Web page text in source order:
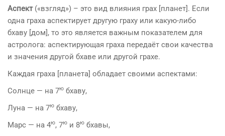
Аспект(«взгляд») – это вид влияния грах [планет]. Если
одна граха аспектирует другую граху или какую-либо
бхаву [дом], то это является важным показателем для
астролога: аспектирующая граха передаёт свои качества
и значения другой бхаве или дру­гой грахе.
Каждая граха [планета] обладает своими аспектами:
Солнце — на 7ю бхаву,
Луна — на 7ю бхаву,
Марс — на 4ю, 7ю и 8ю бхавы,